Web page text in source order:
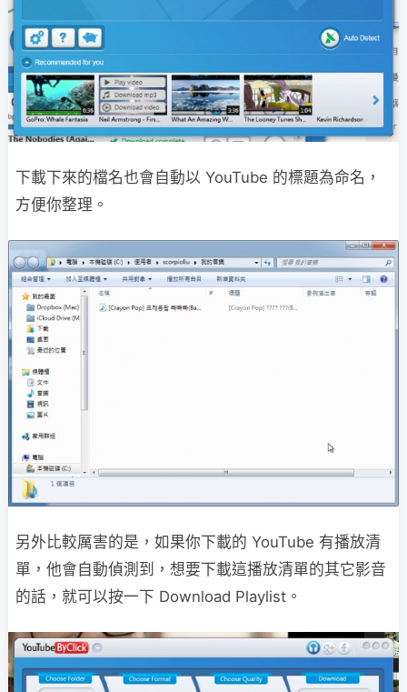
下載下來的檔名也會自動以 YouTube 的標題為命名，
方便你整理。
另外比較厲害的是，如果你下載的 YouTube 有播放清
單，他會自動偵測到，想要下載這播放清單的其它影音
的話，就可以按一下 Download Playlist。